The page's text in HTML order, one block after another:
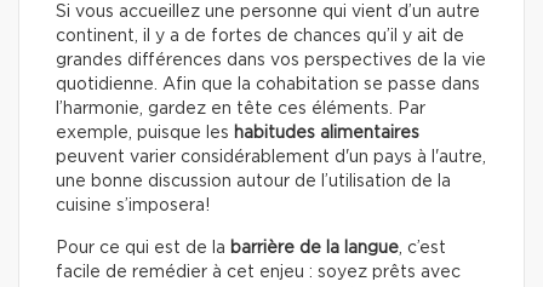
Si vous accueillez une personne qui vient d’un autre
continent, il y a de fortes de chances qu’il y ait de
grandes différences dans vos perspectives de la vie
quotidienne. Afin que la cohabitation se passe dans
l’harmonie, gardez en tête ces éléments. Par
exemple, puisque les habitudes alimentaires
peuvent varier considérablement d'un pays à l'autre,
une bonne discussion autour de l’utilisation de la
cuisine s’imposera!
Pour ce qui est de la barrière de la langue, c’est
facile de remédier à cet enjeu : soyez prêts avec